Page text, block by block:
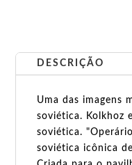
DESCRIÇÃO
Uma das imagens
soviética. Kolkhoz
soviética.
soviética icônica